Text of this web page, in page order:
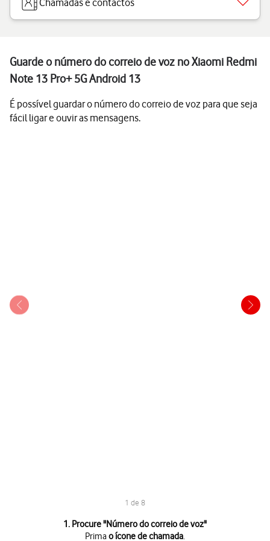
Chamadas e contactos
Guarde o número do correio de voz no Xiaomi Redmi
Note 13 Pro+ 5G Android 13
É possível guardar o número do correio de voz para que seja
fácil ligar e ouvir as mensagens.
1 de 8
1. Procure "Número do correio de voz"
Primao ícone de chamada.